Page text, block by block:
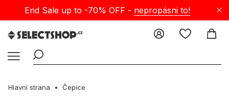
End Sale up to -70% OFF - nepropásni to!
Hlavní strana Čepice